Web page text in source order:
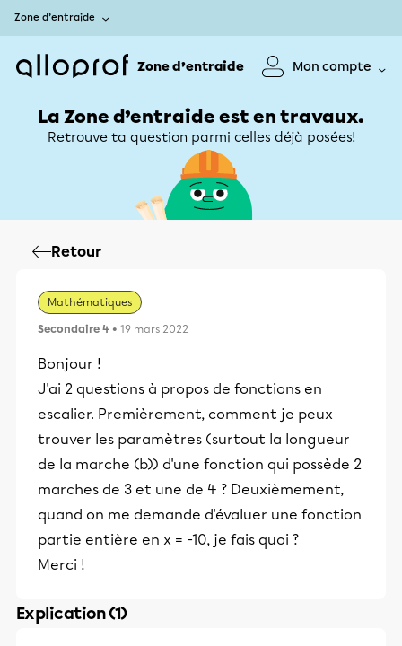
Zone d’entraide
Zone d’entraide Mon compte
La Zone d’entraide est en travaux.
Retrouve ta question parmi celles déjà posées!
Retour
Mathématiques
Secondaire 4 • 19 mars 2022
Bonjour !
J'ai 2 questions à propos de fonctions en
escalier. Premièrement, comment je peux
trouver les paramètres (surtout la longueur
de la marche (b)) d'une fonction qui possède 2
marches de 3 et une de 4 ? Deuxièmement,
quand on me demande d'évaluer une fonction
partie entière en x = -10, je fais quoi ?
Merci !
Explication (1)